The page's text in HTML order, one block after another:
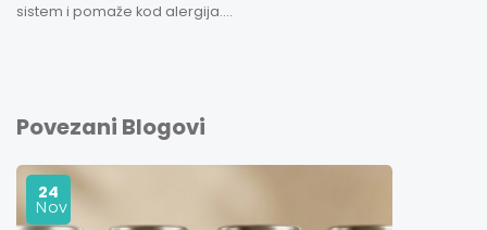
sistem i pomaže kod alergija....
Povezani Blogovi
24
Nov